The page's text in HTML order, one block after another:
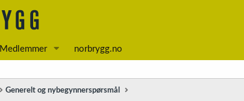
Medlemmer norbrygg.no
Generelt og nybegynnerspørsmål